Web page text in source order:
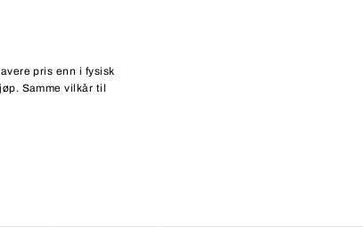
pris enn i fysisk
Samme vilkår til